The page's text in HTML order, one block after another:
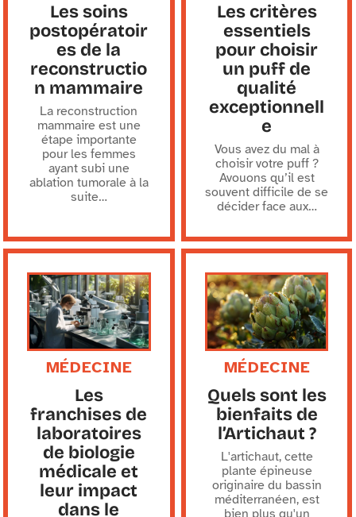
Les soins
postopératoir
es de la
reconstructio
n mammaire
La reconstruction
mammaire est une
étape importante
pour les femmes
ayant subi une
ablation tumorale à la
suite…
Les critères
essentiels
pour choisir
un puff de
qualité
exceptionnell
e
Vous avez du mal à
choisir votre puff ?
Avouons qu’il est
souvent difficile de se
décider face aux…
MÉDECINE
Les
franchises de
laboratoires
de biologie
médicale et
leur impact
dans le
MÉDECINE
Quels sont les
bienfaits de
l’Artichaut ?
L'artichaut, cette
plante épineuse
originaire du bassin
méditerranéen, est
bien plus qu'un